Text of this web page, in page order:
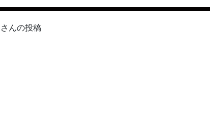
さんの投稿